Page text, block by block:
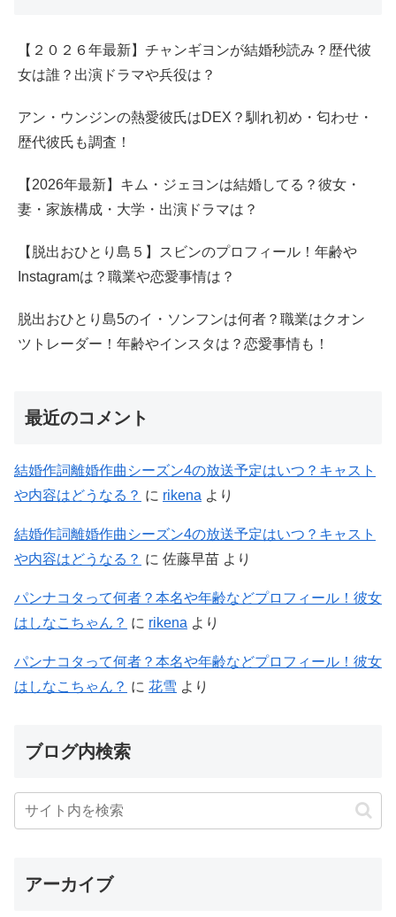
【２０２６年最新】チャンギヨンが結婚秒読み？歴代彼
女は誰？出演ドラマや兵役は？
アン・ウンジンの熱愛彼氏はDEX？馴れ初め・匂わせ・
歴代彼氏も調査！
【2026年最新】キム・ジェヨンは結婚してる？彼女・
妻・家族構成・大学・出演ドラマは？
【脱出おひとり島５】スビンのプロフィール！年齢や
Instagramは？職業や恋愛事情は？
脱出おひとり島5のイ・ソンフンは何者？職業はクオン
ツトレーダー！年齢やインスタは？恋愛事情も！
最近のコメント
結婚作詞離婚作曲シーズン4の放送予定はいつ？キャスト
や内容はどうなる？ に rikena より
結婚作詞離婚作曲シーズン4の放送予定はいつ？キャスト
や内容はどうなる？ に 佐藤早苗 より
パンナコタって何者？本名や年齢などプロフィール！彼女
はしなこちゃん？ に rikena より
パンナコタって何者？本名や年齢などプロフィール！彼女
はしなこちゃん？ に 花雪 より
ブログ内検索
アーカイブ